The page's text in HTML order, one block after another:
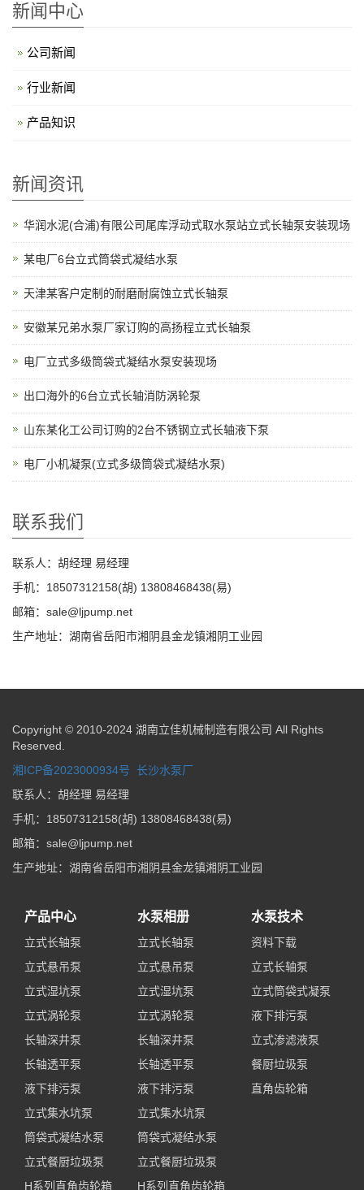
新闻中心
公司新闻
行业新闻
产品知识
新闻资讯
华润水泥(合浦)有限公司尾库浮动式取水泵站立式长轴泵安装现场
某电厂6台立式筒袋式凝结水泵
天津某客户定制的耐磨耐腐蚀立式长轴泵
安徽某兄弟水泵厂家订购的高扬程立式长轴泵
电厂立式多级筒袋式凝结水泵安装现场
出口海外的6台立式长轴消防涡轮泵
山东某化工公司订购的2台不锈钢立式长轴液下泵
电厂小机凝泵(立式多级筒袋式凝结水泵)
联系我们
联系人：胡经理 易经理
手机：18507312158(胡) 13808468438(易)
邮箱：sale@ljpump.net
生产地址：湖南省岳阳市湘阴县金龙镇湘阴工业园
Copyright © 2010-2024 湖南立佳机械制造有限公司 All Rights
Reserved.
湘ICP备2023000934号 长沙水泵厂
联系人：胡经理 易经理
手机：18507312158(胡) 13808468438(易)
邮箱：sale@ljpump.net
生产地址：湖南省岳阳市湘阴县金龙镇湘阴工业园
产品中心
立式长轴泵
立式悬吊泵
立式湿坑泵
立式涡轮泵
长轴深井泵
长轴透平泵
液下排污泵
立式集水坑泵
筒袋式凝结水泵
立式餐厨垃圾泵
H系列直角齿轮箱
水泵相册
立式长轴泵
立式悬吊泵
立式湿坑泵
立式涡轮泵
长轴深井泵
长轴透平泵
液下排污泵
立式集水坑泵
筒袋式凝结水泵
立式餐厨垃圾泵
H系列直角齿轮箱
水泵技术
资料下载
立式长轴泵
立式筒袋式凝泵
液下排污泵
立式渗滤液泵
餐厨垃圾泵
直角齿轮箱